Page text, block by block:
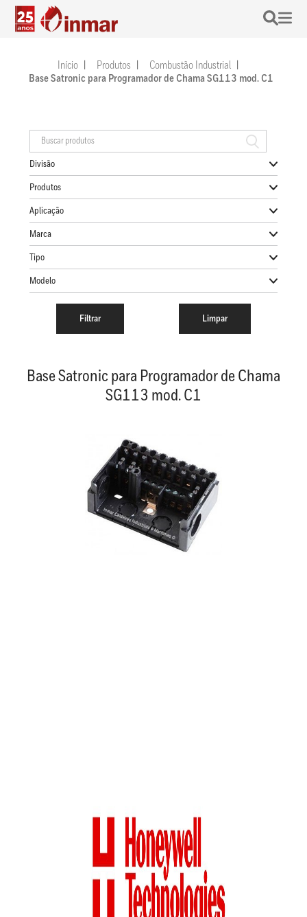
Início Produtos
Combustão Industrial
Base Satronic para Programador de Chama SG113 mod. C1
Divisão
Produtos
Aplicação
Marca
Tipo
Modelo
Base Satronic para Programador de Chama
SG113 mod. C1